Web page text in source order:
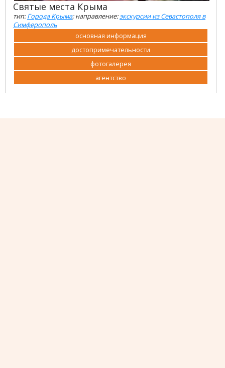
Святые места Крыма
тип:Города Крыма; направление:экскурсии из Севастополя в
Симферополь
основная информация
достопримечательности
фотогалерея
агентство